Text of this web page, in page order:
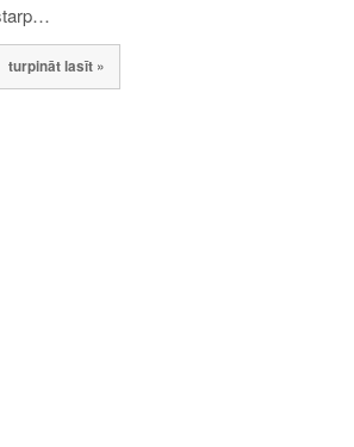
turpināt lasīt »